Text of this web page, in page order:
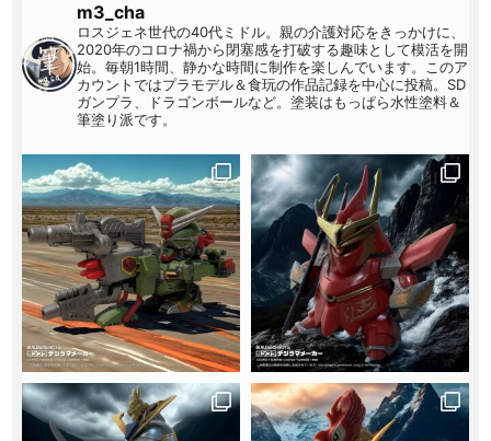
m3_cha
ロスジェネ世代の40代ミドル。親の介護対応をきっかけに、
2020年のコロナ禍から閉塞感を打破する趣味として模活を開
始。毎朝1時間、静かな時間に制作を楽しんでいます。このア
カウントではプラモデル＆食玩の作品記録を中心に投稿。SD
ガンプラ、ドラゴンボールなど。塗装はもっぱら水性塗料＆
筆塗り派です。